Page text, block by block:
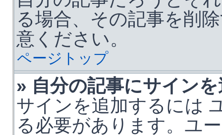
る場合、その記事を削
意ください。
ページトップ
» 自分の記事にサイン
サインを追加するには
る必要があります。ユ